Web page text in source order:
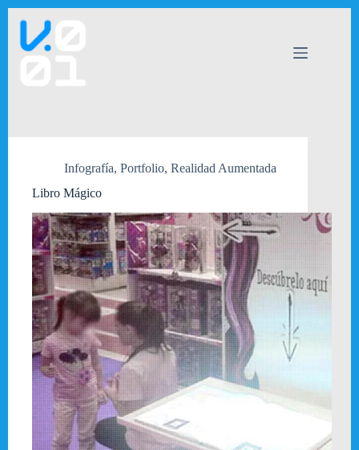
contenido
Infografía, Portfolio, Realidad Aumentada
Libro Mágico